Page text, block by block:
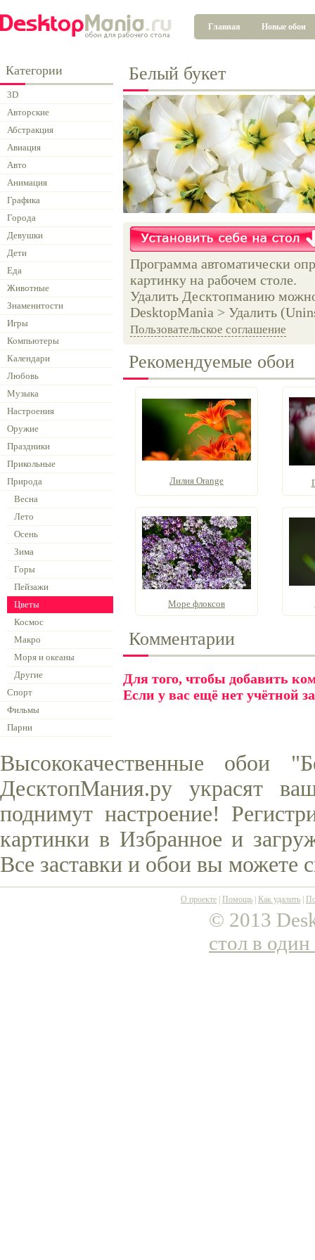
Главная Новые обои
Категории
3D
Авторские
Абстракция
Авиация
Авто
Анимация
Графика
Города
Девушки
Дети
Еда
Животные
Знаменитости
Игры
Компьютеры
Календари
Любовь
Музыка
Настроения
Оружие
Праздники
Прикольные
Природа
Весна
Лето
Осень
Зима
Горы
Пейзажи
Цветы
Космос
Макро
Моря и океаны
Другие
Спорт
Фильмы
Парни
Белый букет
Программа автоматически
картинку на рабочем столе.
Удалить Десктопманию
DesktopMania > Удалить
Пользовательское соглашение
Рекомендуемые обои
Лилия Orange
Море флоксов
Комментарии
Для того, чтобы добавить
Если у вас ещё нет учётной
Высококачественные обои
ДесктопМания.ру украсят
поднимут настроение!
картинки в Избранное и
Все заставки и обои вы можете
О проекте Помощь Как удалить
© 2013
стол в